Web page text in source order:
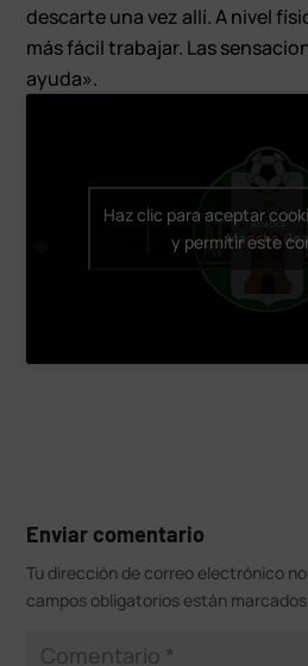
descarte una vez allí. A nivel
más fácil trabajar. Las
ayuda».
Haz clic para aceptar
y permitir este
Enviar comentario
Tu dirección de correo electrónico
campos obligatorios están